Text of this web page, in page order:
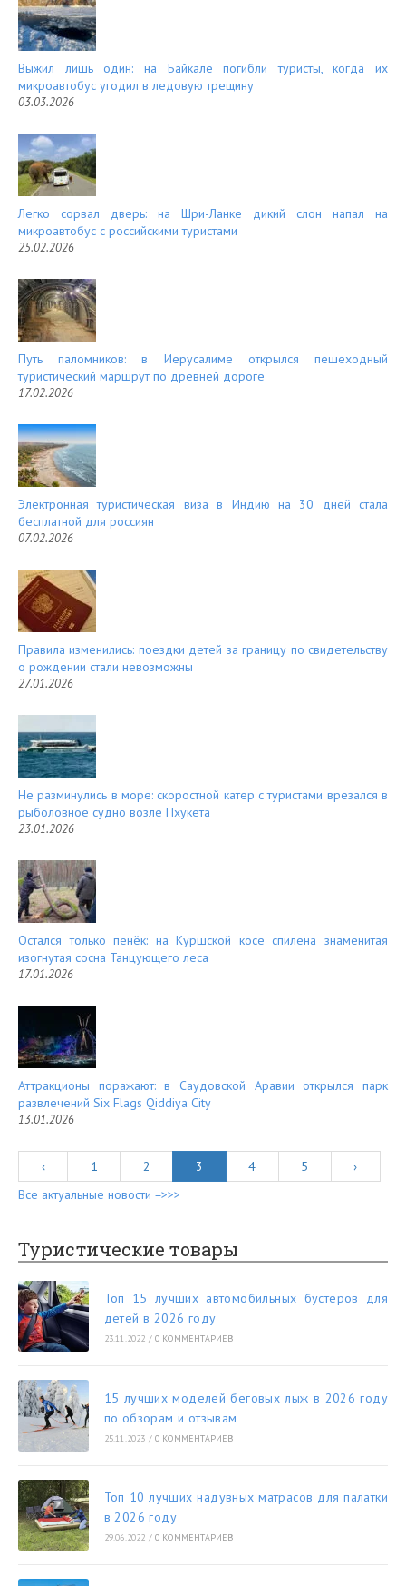
Выжил лишь один: на Байкале погибли туристы, когда их
микроавтобус угодил в ледовую трещину
03.03.2026
Легко сорвал дверь: на Шри-Ланке дикий слон напал на
микроавтобус с российскими туристами
25.02.2026
Путь паломников: в Иерусалиме открылся пешеходный
туристический маршрут по древней дороге
17.02.2026
Электронная туристическая виза в Индию на 30 дней стала
бесплатной для россиян
07.02.2026
Правила изменились: поездки детей за границу по свидетельству
о рождении стали невозможны
27.01.2026
Не разминулись в море: скоростной катер с туристами врезался в
рыболовное судно возле Пхукета
23.01.2026
Остался только пенёк: на Куршской косе спилена знаменитая
изогнутая сосна Танцующего леса
17.01.2026
Аттракционы поражают: в Саудовской Аравии открылся парк
развлечений Six Flags Qiddiya City
13.01.2026
‹ 1 2 3 4 5
›
Все актуальные новости =>>>
Туристические товары
Топ 15 лучших автомобильных бустеров для
детей в 2026 году
23.11.2022 / 0 КОММЕНТАРИЕВ
15 лучших моделей беговых лыж в 2026 году
по обзорам и отзывам
25.11.2023 / 0 КОММЕНТАРИЕВ
Топ 10 лучших надувных матрасов для палатки
в 2026 году
29.06.2022 / 0 КОММЕНТАРИЕВ